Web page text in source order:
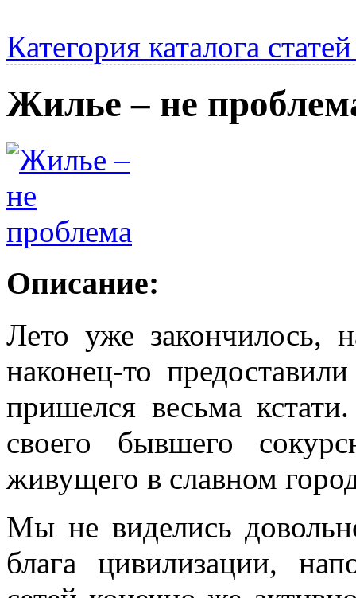
Категория каталога
Жилье – не
Описание:
Лето уже закончилось,
наконец-то
пришелся весьма
своего бывшего
живущего в славном
Мы не виделись
блага цивилизации,